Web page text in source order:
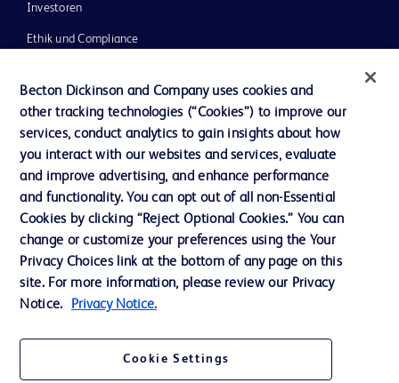
Investoren
Ethik und Compliance
Neuigkeiten, Medien und Blogs
Support
Unser Unternehmen
AGB
Kontaktieren Sie uns
Cookie-Einstellungen
Nutzungsbedingungen
Becton Dickinson and Company uses cookies and
other tracking technologies (“Cookies”) to improve our
services, conduct analytics to gain insights about how
you interact with our websites and services, evaluate
and improve advertising, and enhance performance
and functionality. You can opt out of all non-Essential
Cookies by clicking “Reject Optional Cookies.” You can
change or customize your preferences using the Your
Privacy Choices link at the bottom of any page on this
site. For more information, please review our Privacy
Notice.
Privacy Notice.
Cookie Settings